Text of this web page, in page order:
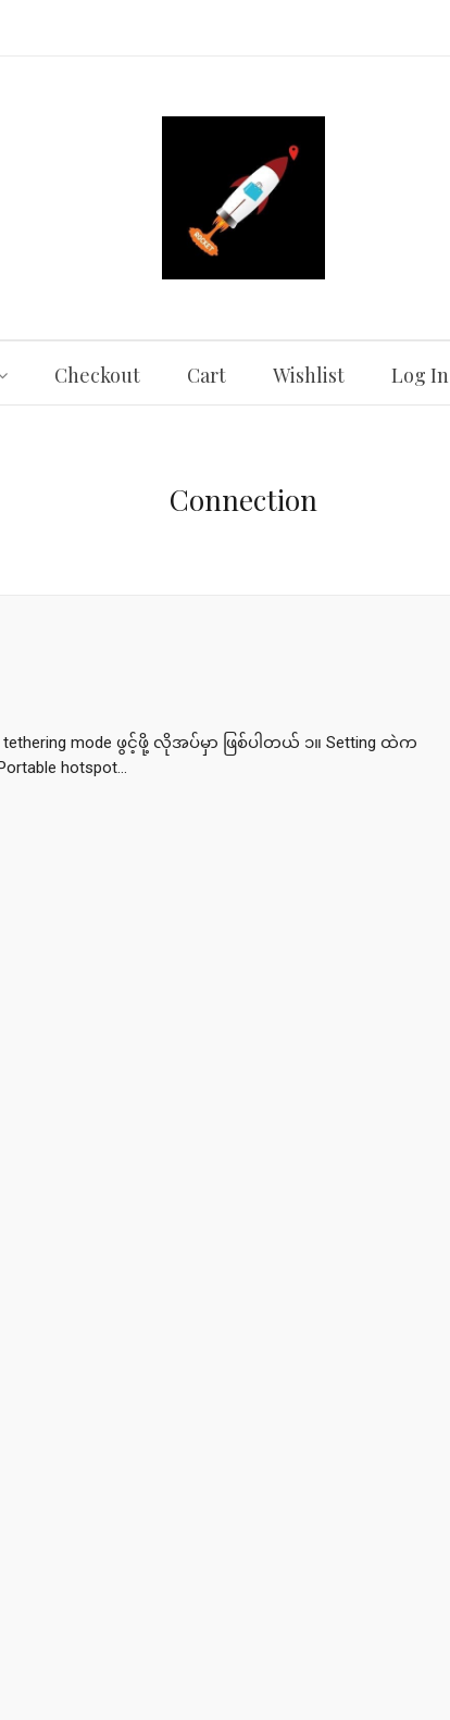
Checkout Cart Wishlist Log In
Connection
tethering mode ဖွင့်ဖို့ လိုအပ်မှာ ဖြစ်ပါတယ် ၁။ Setting ထဲက
hotspot...